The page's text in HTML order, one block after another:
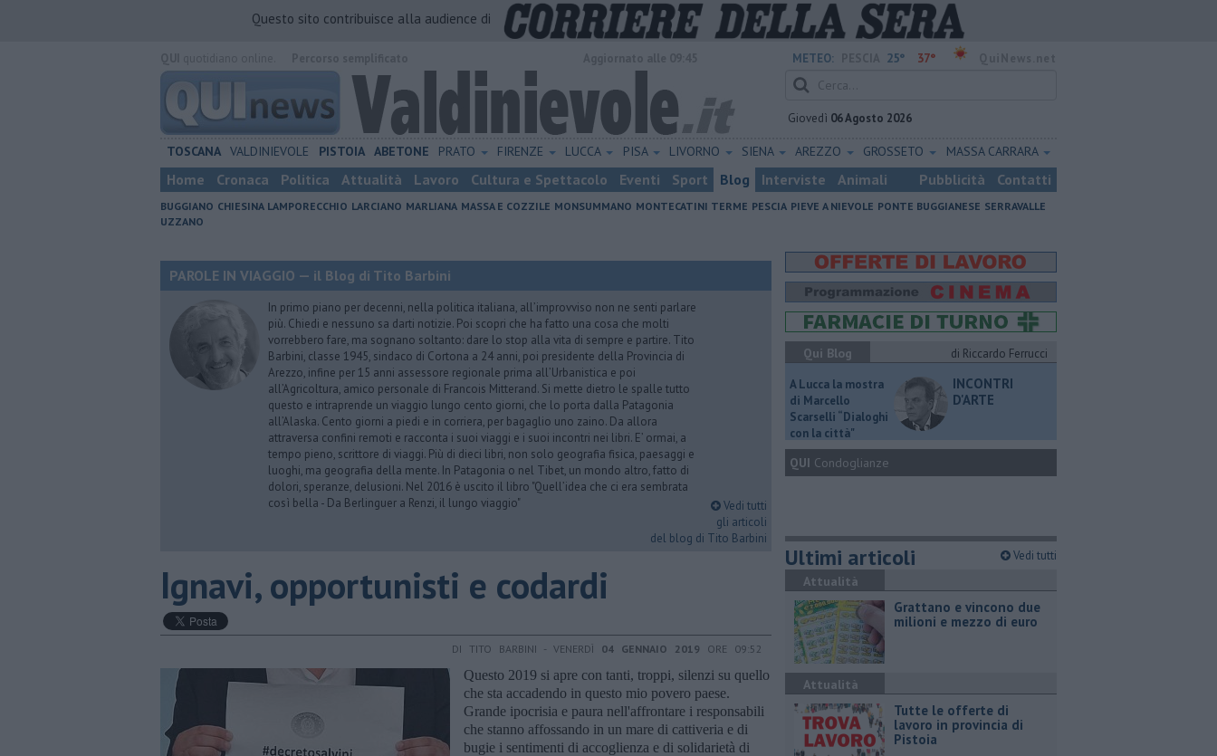
Questo sito contribuisce alla audience di
METEO: 25° 37°
Giovedì 06 Agosto 2026
TOSCANA VALDINIEVOLE PISTOIA ABETONE PRATO FIRENZE LUCCA PISA LIVORNO SIENA AREZZO GROSSETO MASSA CARRARA
Home Cronaca Politica Attualità Lavoro Cultura e Spettacolo Eventi Sport Blog Interviste Animali Pubblicità Contatti
BUGGIANO CHIESINA LAMPORECCHIO LARCIANO MARLIANA MASSA E COZZILE MONSUMMANO MONTECATINI TERME PESCIA PIEVE A NIEVOLE PONTE BUGGIANESE SERRAVALLE
UZZANO
PAROLE IN VIAGGIO — il Blog di Tito Barbini
In primo piano per decenni, nella politica italiana, all’improvviso non ne senti parlare
più. Chiedi e nessuno sa darti notizie. Poi scopri che ha fatto una cosa che molti
vorrebbero fare, ma sognano soltanto: dare lo stop alla vita di sempre e partire. Tito
Barbini, classe 1945, sindaco di Cortona a 24 anni, poi presidente della Provincia di
Arezzo, infine per 15 anni assessore regionale prima all’Urbanistica e poi
all’Agricoltura, amico personale di Francois Mitterand. Si mette dietro le spalle tutto
questo e intraprende un viaggio lungo cento giorni, che lo porta dalla Patagonia
all’Alaska. Cento giorni a piedi e in corriera, per bagaglio uno zaino. Da allora
attraversa confini remoti e racconta i suoi viaggi e i suoi incontri nei libri. E’ ormai, a
tempo pieno, scrittore di viaggi. Più di dieci libri, non solo geografia fisica, paesaggi e
luoghi, ma geografia della mente. In Patagonia o nel Tibet, un mondo altro, fatto di
dolori, speranze, delusioni. Nel 2016 è uscito il libro "Quell’idea che ci era sembrata
così bella - Da Berlinguer a Renzi, il lungo viaggio"
Vedi tutti
gli articoli
del blog di Tito Barbini
​Ignavi, opportunisti e codardi
DI TITO BARBINI - VENERDÌ 04 GENNAIO 2019 ORE 09:52
Questo 2019 si apre con tanti, troppi, silenzi su quello
che sta accadendo in questo mio povero paese.
Grande ipocrisia e paura nell'affrontare i responsabili
che stanno affossando in un mare di cattiveria e di
bugie i sentimenti di accoglienza e di solidarietà di
Qui Blog
di Riccardo Ferrucci
A Lucca la mostra
di Marcello
Scarselli “Dialoghi
con la città"
INCONTRI
D'ARTE
QUI Condoglianze
Ultimi articoli Vedi tutti
Attualità
Grattano e vincono due
milioni e mezzo di euro
Attualità
​Tutte le offerte di
lavoro in provincia di
Pistoia